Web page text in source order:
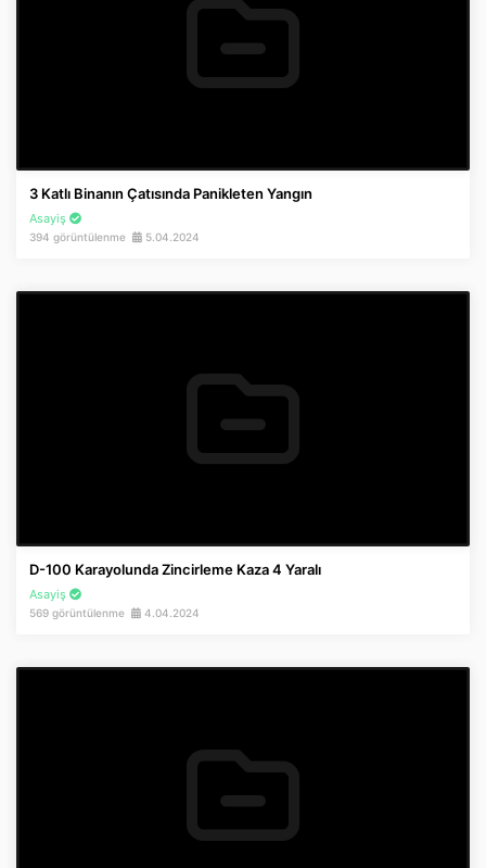
3 Katlı Binanın Çatısında Panikleten Yangın
Asayiş
394 görüntülenme 5.04.2024
D-100 Karayolunda Zincirleme Kaza 4 Yaralı
Asayiş
569 görüntülenme 4.04.2024